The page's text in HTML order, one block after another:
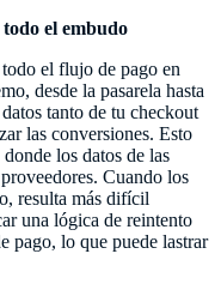
el embudo
el flujo de pago en
desde la pasarela hasta
tanto de tu checkout
las conversiones. Esto
los datos de las
Cuando los
resulta más difícil
una lógica de reintento
pago, lo que puede lastrar